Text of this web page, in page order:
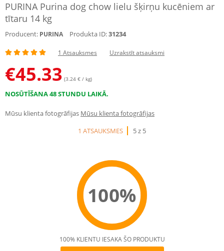
PURINA Purina dog chow lielu šķirņu kucēniem ar
tītaru 14 kg
Producent: PURINA Produkta ID:31234
1 Atsauksmes Uzrakstīt atsauksmi
€45.33 (3.24 € / kg)
NOSŪTĪŠANA 48 STUNDU LAIKĀ.
Mūsu klienta fotogrāfijas Mūsu klienta fotogrāfijas
1 ATSAUKSMES
5 z 5
100%
100% KLIENTU IESAKA ŠO PRODUKTU